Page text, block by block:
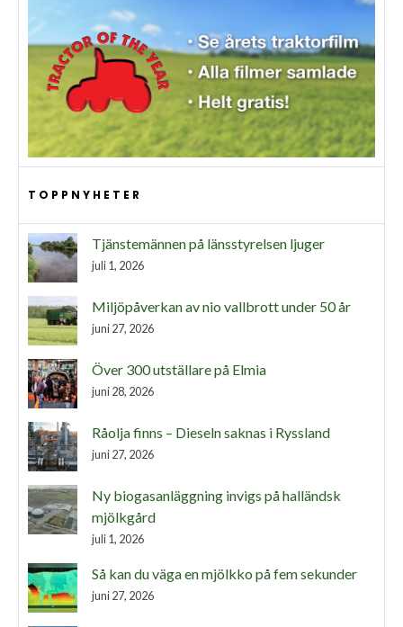
TOPPNYHETER
Tjänstemännen på länsstyrelsen ljuger
juli 1, 2026
Miljöpåverkan av nio vallbrott under 50 år
juni 27, 2026
Över 300 utställare på Elmia
juni 28, 2026
Råolja finns – Dieseln saknas i Ryssland
juni 27, 2026
Ny biogasanläggning invigs på halländsk
mjölkgård
juli 1, 2026
Så kan du väga en mjölkko på fem sekunder
juni 27, 2026